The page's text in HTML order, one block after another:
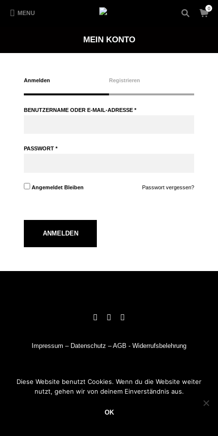
MENU
0
MEIN KONTO
Anmelden Registrieren
BENUTZERNAME ODER E-MAIL-ADRESSE *
PASSWORT *
Angemeldet Bleiben Passwort vergessen?
ANMELDEN
Impressum – Datenschutz –AGB - Widerrufsbelehrung
Diese Website benutzt Cookies. Wenn du die Website weiter
nutzt, gehen wir von deinem Einverständnis aus.
OK